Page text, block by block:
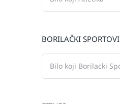
BORILAČKI SPORTOVI